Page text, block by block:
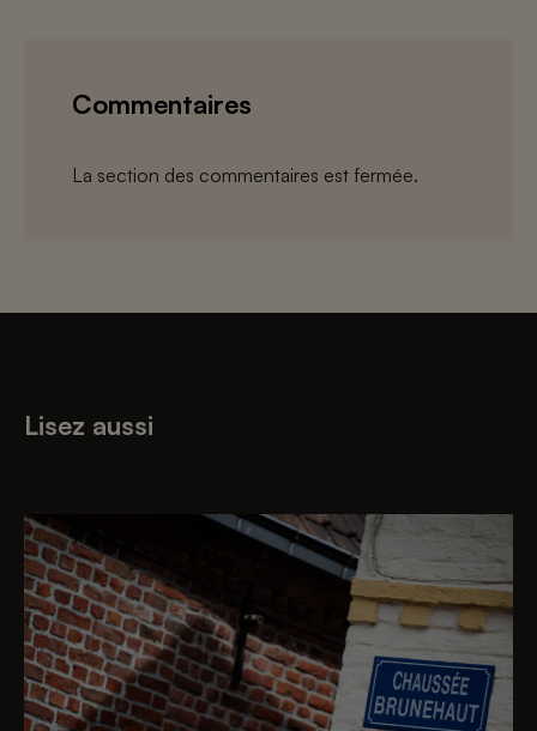
Commentaires
La section des commentaires est fermée.
Lisez aussi